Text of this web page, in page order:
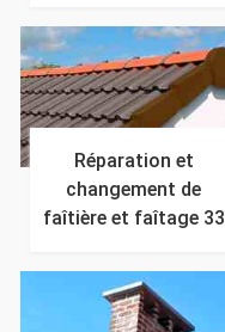
Réparation et
changement de
faîtière et faîtage 33